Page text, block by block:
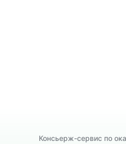
Консьерж-сервис по